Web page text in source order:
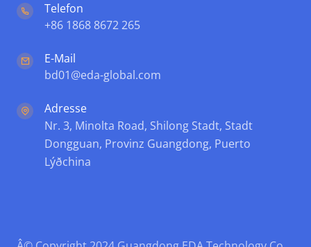
Telefon
+86 1868 8672 265
E-Mail
bd01@eda-global.com
Adresse
Nr. 3, Minolta Road, Shilong Stadt, Stadt
Dongguan, Provinz Guangdong, Puerto
Lýðchina